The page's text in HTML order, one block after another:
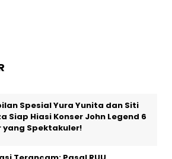
Spesial Yura Yunita dan Siti
Siap Hiasi Konser John Legend 6
yang Spektakuler!